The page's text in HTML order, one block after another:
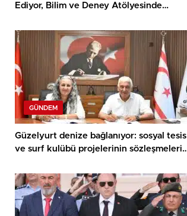
Ediyor, Bilim ve Deney Atölyesinde
GÜNDEM
Güzelyurt denize bağlanıyor: sosyal tesis
ve surf kulübü projelerinin sözleşmeleri